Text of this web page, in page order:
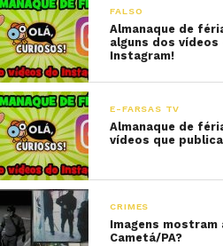
FALSO
Almanaque de
alguns dos vídeos
Instagram!
E-FARSAS TV
Almanaque de
vídeos que
CRIMES
Imagens mostram
Cametá/PA?